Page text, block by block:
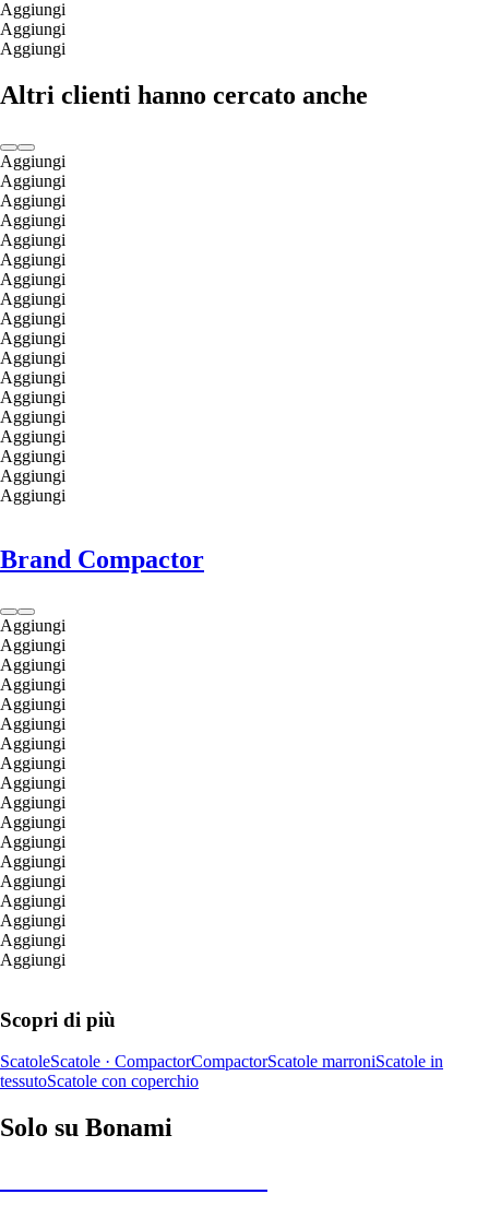
Aggiungi
Aggiungi
Aggiungi
Altri clienti hanno cercato anche
Aggiungi
Aggiungi
Aggiungi
Aggiungi
Aggiungi
Aggiungi
Aggiungi
Aggiungi
Aggiungi
Aggiungi
Aggiungi
Aggiungi
Aggiungi
Aggiungi
Aggiungi
Aggiungi
Aggiungi
Aggiungi
Brand Compactor
Aggiungi
Aggiungi
Aggiungi
Aggiungi
Aggiungi
Aggiungi
Aggiungi
Aggiungi
Aggiungi
Aggiungi
Aggiungi
Aggiungi
Aggiungi
Aggiungi
Aggiungi
Aggiungi
Aggiungi
Aggiungi
Scopri di più
ScatoleScatole · CompactorCompactorScatole marroniScatole in
tessutoScatole con coperchio
Solo su Bonami